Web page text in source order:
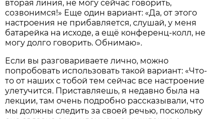
вторая линия, не могу сейчас говорить,
созвонимся!» Еще один вариант: «Да, от этого
настроения не прибавляется, слушай, у меня
батарейка на исходе, а ещё конференц-колл, не
могу долго говорить. Обнимаю».
Если вы разговариваете лично, можно
попробовать использовать такой вариант: «Что-
то от наших с тобой тем сейчас все настроение
улетучится. Приставляешь, я недавно была на
лекции, там очень подробно рассказывали, что
мы должны следить за своей речью, поскольку